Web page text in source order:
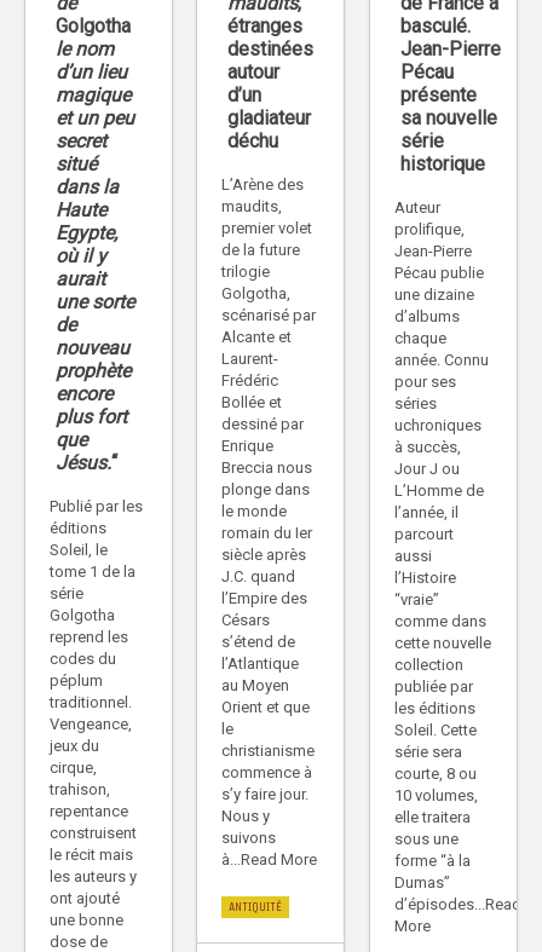
Golgotha
le nom
d’un lieu
magique
et un peu
secret
situé
dans la
Haute
Egypte,
où il y
aurait
une sorte
de
nouveau
prophète
encore
plus fort
que
Jésus.“
Publié par les
éditions
Soleil, le
tome 1 de la
série
Golgotha
reprend les
codes du
péplum
traditionnel.
Vengeance,
jeux du
cirque,
trahison,
repentance
construisent
le récit mais
les auteurs y
ont ajouté
une bonne
dose de
étranges
destinées
autour
d’un
gladiateur
déchu
L’Arène des
maudits,
premier volet
de la future
trilogie
Golgotha,
scénarisé par
Alcante et
Laurent-
Frédéric
Bollée et
dessiné par
Enrique
Breccia nous
plonge dans
le monde
romain du Ier
siècle après
J.C. quand
l’Empire des
Césars
s’étend de
l’Atlantique
au Moyen
Orient et que
le
christianisme
commence à
s’y faire jour.
Nous y
suivons
à...Read More
ANTIQUITÉ
basculé.
Jean-Pierre
Pécau
présente
sa nouvelle
série
historique
Auteur
prolifique,
Jean-Pierre
Pécau publie
une dizaine
d’albums
chaque
année. Connu
pour ses
séries
uchroniques
à succès,
Jour J ou
L’Homme de
l’année, il
parcourt
aussi
l’Histoire
“vraie”
comme dans
cette nouvelle
collection
publiée par
les éditions
Soleil. Cette
série sera
courte, 8 ou
10 volumes,
elle traitera
sous une
forme “à la
Dumas”
d’épisodes...Read
More